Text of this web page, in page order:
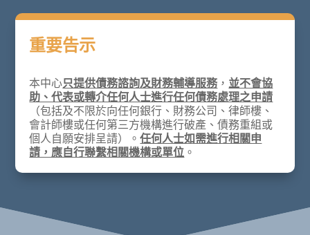
重要告示
本中心只提供債務諮詢及財務輔導服務 ， 並不會協
助、代表或轉介任何人士進行任何債務處理之申請
（包括及不限於向任何銀行、財務公司、律師樓、
會計師樓或任何第三方機構進行破產、債務重組或
個人自願安排呈請）。任何人士如需進行相關申
請，應自行聯繫相關機構或單位 。